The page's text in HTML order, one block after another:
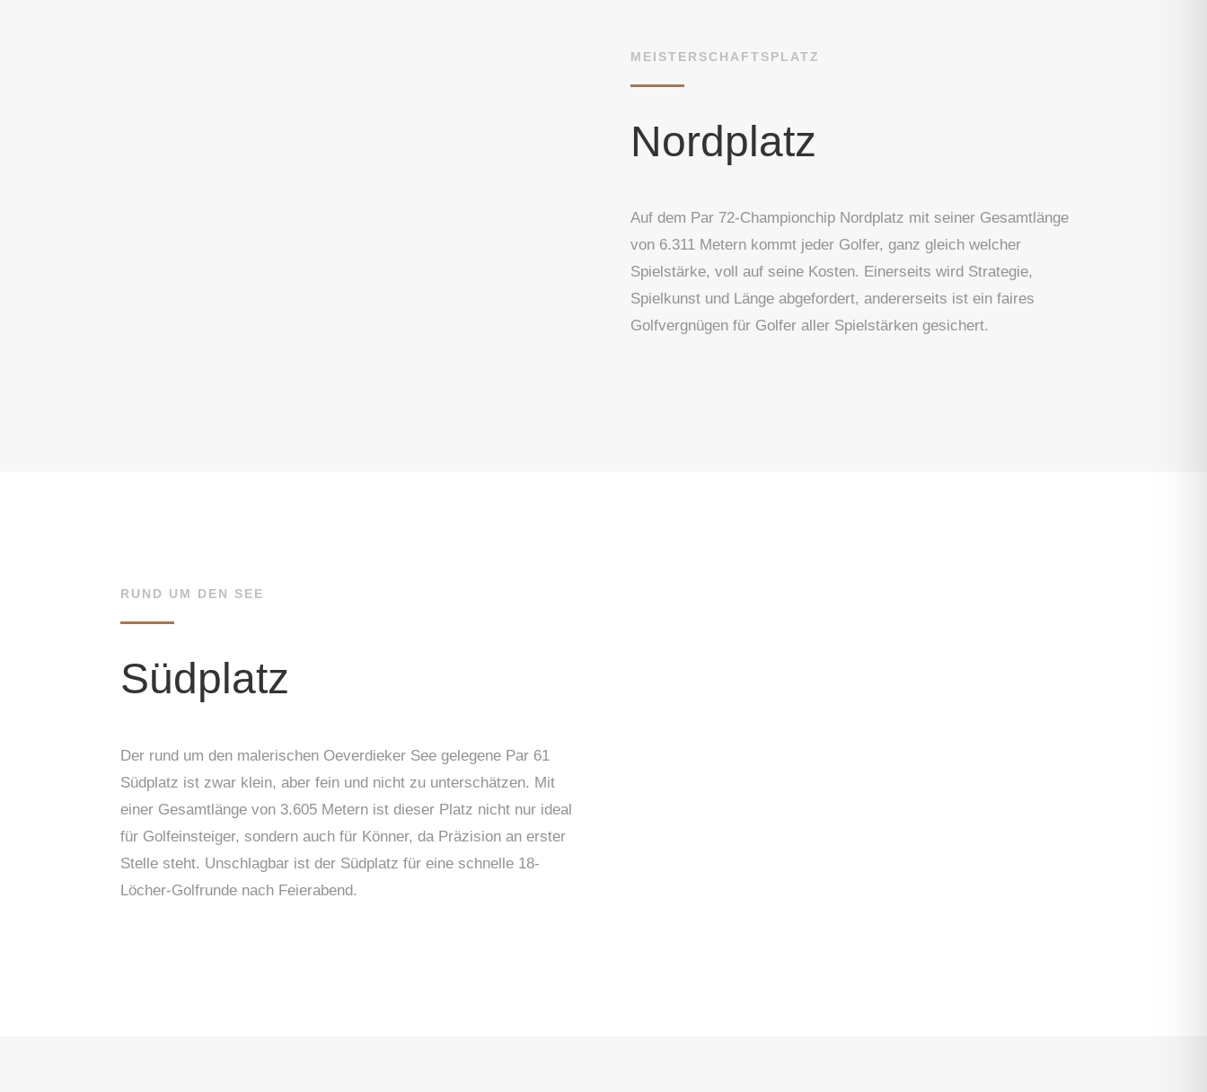
MEISTERSCHAFTSPLATZ
Nordplatz
Auf dem Par 72-Championchip Nordplatz mit seiner Gesamtlänge
von 6.311 Metern kommt jeder Golfer, ganz gleich welcher
Spielstärke, voll auf seine Kosten. Einerseits wird Strategie,
Spielkunst und Länge abgefordert, andererseits ist ein faires
Golfvergnügen für Golfer aller Spielstärken gesichert.
RUND UM DEN SEE
Südplatz
Der rund um den malerischen Oeverdieker See gelegene Par 61
Südplatz ist zwar klein, aber fein und nicht zu unterschätzen. Mit
einer Gesamtlänge von 3.605 Metern ist dieser Platz nicht nur ideal
für Golfeinsteiger, sondern auch für Könner, da Präzision an erster
Stelle steht. Unschlagbar ist der Südplatz für eine schnelle 18-
Löcher-Golfrunde nach Feierabend.